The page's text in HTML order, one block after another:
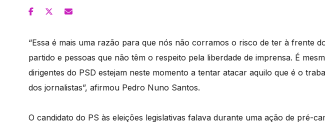
“Essa é mais uma razão para que nós não corramos o risco de ter à frente
partido e pessoas que não têm o respeito pela liberdade de imprensa. É
dirigentes do PSD estejam neste momento a tentar atacar aquilo que é o
dos jornalistas”, afirmou Pedro Nuno Santos.
O candidato do PS às eleições legislativas falava durante uma ação de pré-